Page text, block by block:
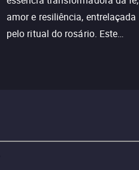
amor e resiliência, entrelaçada
pelo ritual do rosário. Este